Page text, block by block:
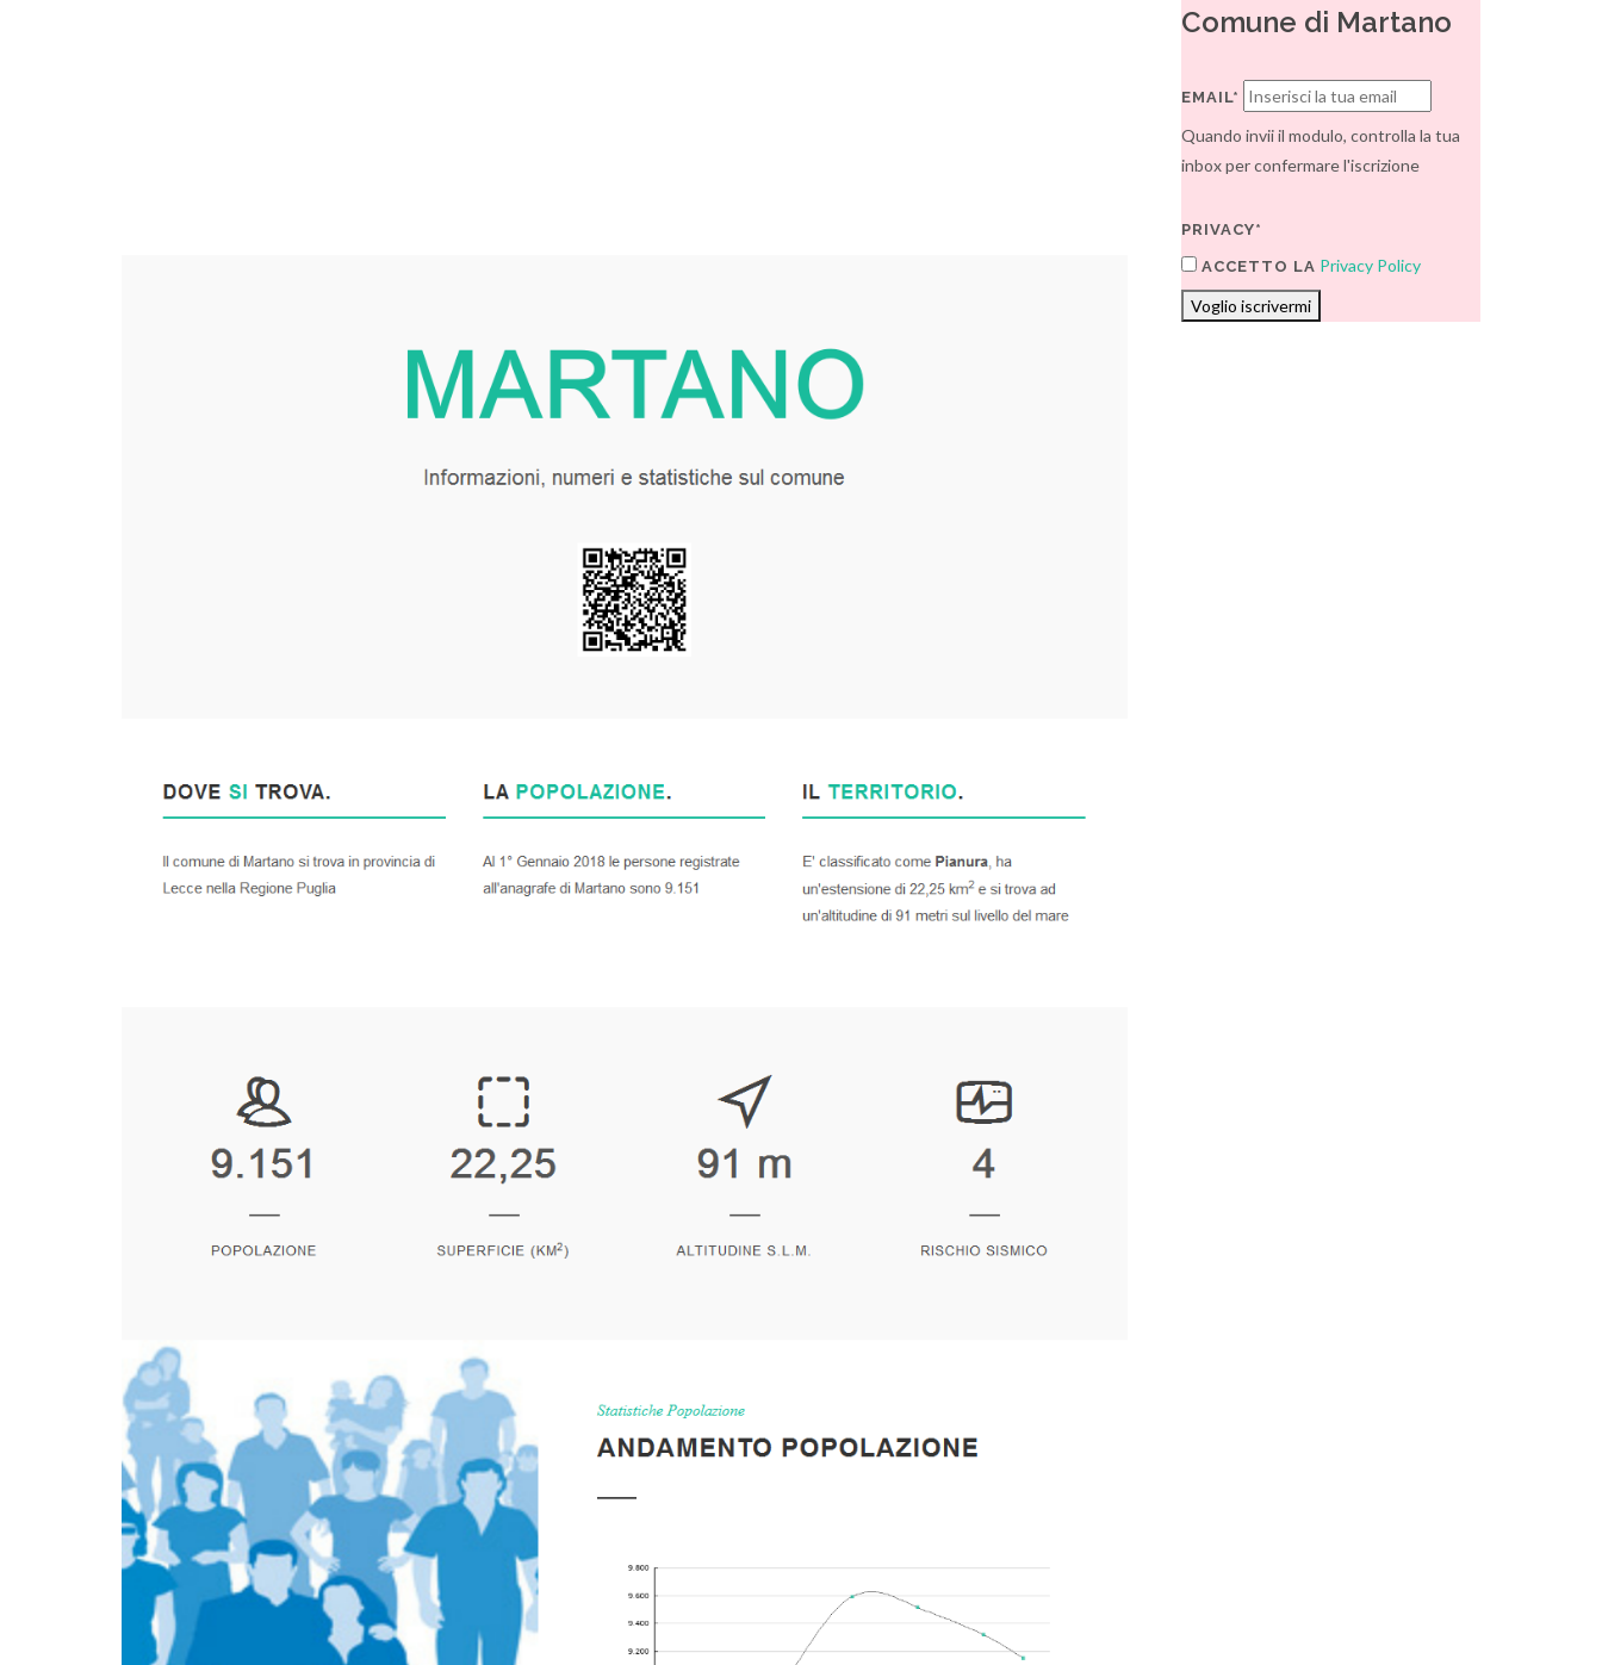
Comune di Martano
EMAIL*
Quando invii il modulo, controlla la tua
inbox per confermare l'iscrizione
PRIVACY*
ACCETTO LA Privacy Policy
Voglio iscrivermi